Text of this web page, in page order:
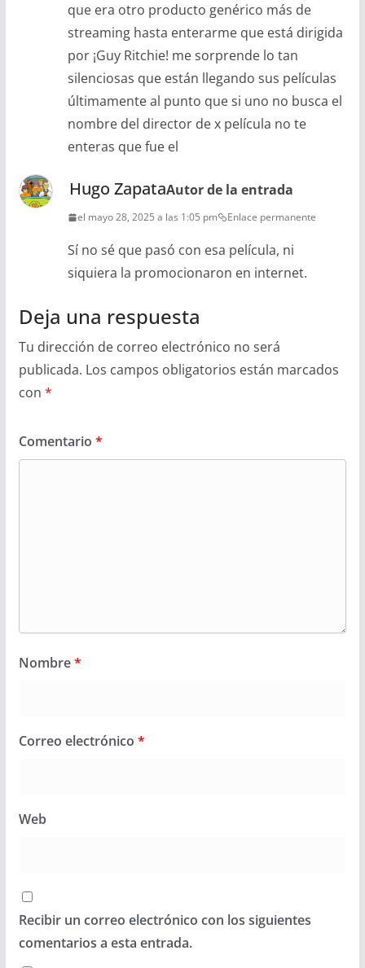
que era otro producto genérico más de
streaming hasta enterarme que está dirigida
por ¡Guy Ritchie! me sorprende lo tan
silenciosas que están llegando sus películas
últimamente al punto que si uno no busca el
nombre del director de x película no te
enteras que fue el
Hugo ZapataAutor de la entrada
el mayo 28, 2025 a las 1:05 pm Enlace permanente
Sí no sé que pasó con esa película, ni
siquiera la promocionaron en internet.
Deja una respuesta
Tu dirección de correo electrónico no será
publicada. Los campos obligatorios están marcados
con *
Comentario *
Nombre*
Correo electrónico *
Web
Recibir un correo electrónico con los siguientes
comentarios a esta entrada.